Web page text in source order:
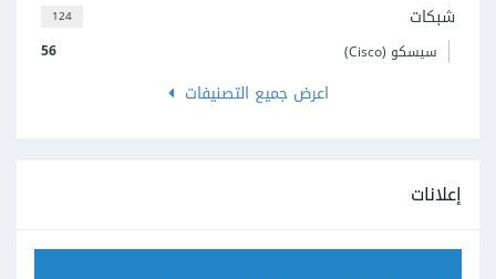
124 شبكات
56 سيسكو (Cisco)
اعرض جميع التصنيفات
إعلانات